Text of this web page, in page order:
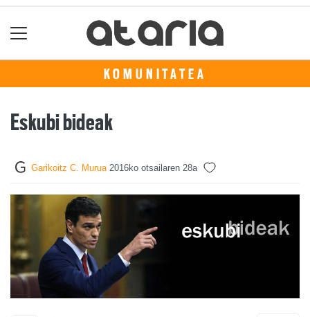
KOMUNITATEA
Eskubi bideak
Garikoitz C. Murua 2016ko otsailaren 28a